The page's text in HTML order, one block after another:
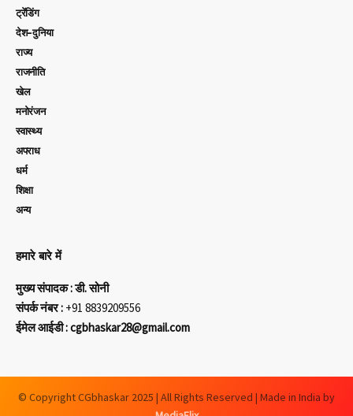
ट्रेंडिंग
देश-दुनिया
राज्य
राजनीति
खेल
मनोरंजन
स्वास्थ्य
अपराध
धर्म
शिक्षा
अन्य
हमारे बारे में
मुख्य संपादक : डी. सोनी
संपर्क नंबर : +91 8839209556
ईमेल आईडी : cgbhaskar28@gmail.com
© Copyright CGbhaskar 2025 | All Rights Reserved | Made in India by